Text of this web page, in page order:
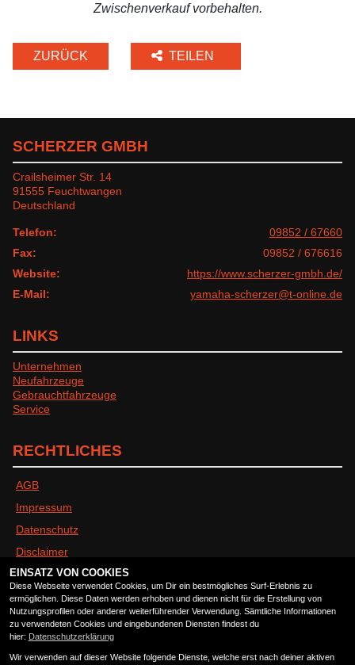
Zwischenverkauf vorbehalten.
ZURÜCK TEILEN
SCHERZER GMBH
Crailsheimer Str. 14
91555 Feuchtwangen
Deutschland
Telefon:
09852 / 67660
Fax:
09852 / 676616
Website:
https://www.scherzer-gmbh.de/
E-Mail:
yamaha-scherzer@t-online.de
LINKS
Unternehmen
Neufahrzeuge
Gebrauchtfahrzeuge
Service
RECHTLICHES
AGB
Impressum
Datenschutz
Disclaimer
Barrierefreiheit
ÖFFNUNGSZEITEN
EINSATZ VON COOKIES
Diese Webseite verwendet Cookies, um Dir ein bestmögliches Surf-Erlebnis zu
ermöglichen. Diese Daten werden erhoben und dienen nicht für die Erstellung von
Nutzungsprofilen oder anderer weiterführender Verwendung. Sämtliche Informationen
zu verwendeten Cookies und eingebundenen Diensten findest du
hier: Datenschutzerklärung
Wir verwenden auf dieser Website folgende Dienste, welche erst nach deiner aktiven